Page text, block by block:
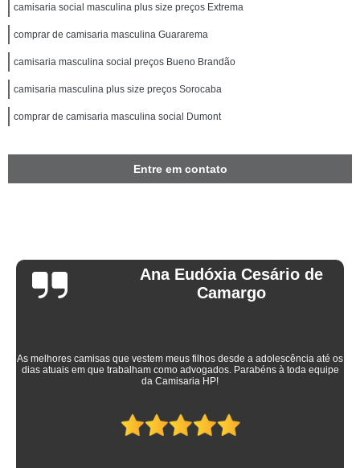
camisaria social masculina plus size preços Extrema
comprar de camisaria masculina Guararema
camisaria masculina social preços Bueno Brandão
camisaria masculina plus size preços Sorocaba
comprar de camisaria masculina social Dumont
Entre em contato
Ana Eudóxia Cesário de
Camargo
As melhores camisas que vestem meus filhos desde a adolescência até os
dias atuais em que trabalham como advogados. Parabéns à toda equipe
da Camisaria HP!